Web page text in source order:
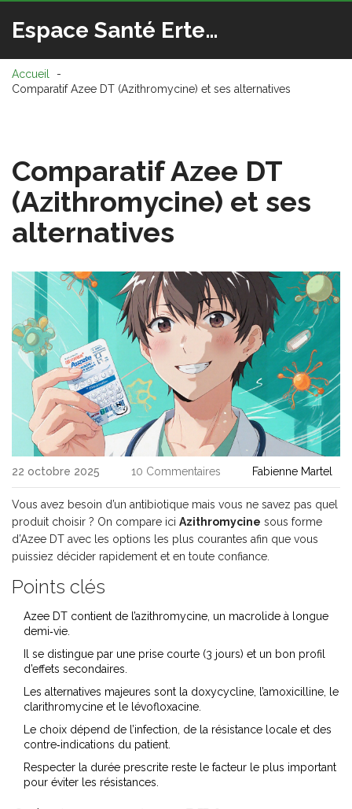
Espace Santé Ertedis
Accueil
Comparatif Azee DT (Azithromycine) et ses alternatives
Comparatif Azee DT
(Azithromycine) et ses
alternatives
22 octobre 2025 10 Commentaires Fabienne Martel
Vous avez besoin d’un antibiotique mais vous ne savez pas quel
produit choisir ? On compare ici Azithromycine sous forme
d’Azee DT avec les options les plus courantes afin que vous
puissiez décider rapidement et en toute confiance.
Points clés
Azee DT contient de l’azithromycine, un macrolide à longue
demi‑vie.
Il se distingue par une prise courte (3 jours) et un bon profil
d’effets secondaires.
Les alternatives majeures sont la doxycycline, l’amoxicilline, le
clarithromycine et le lévofloxacine.
Le choix dépend de l’infection, de la résistance locale et des
contre‑indications du patient.
Respecter la durée prescrite reste le facteur le plus important
pour éviter les résistances.